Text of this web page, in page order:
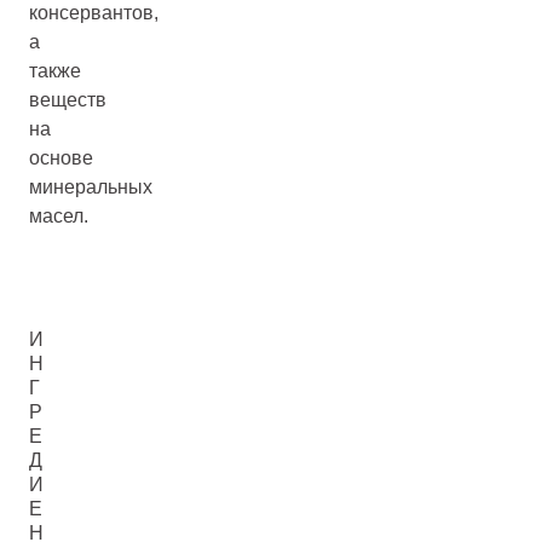
консервантов,
а
также
веществ
на
основе
минеральных
масел.
И
Н
Г
Р
Е
Д
И
Е
Н